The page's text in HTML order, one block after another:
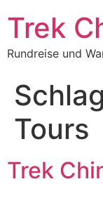
Trek
Rundreise und
Tours
Trek